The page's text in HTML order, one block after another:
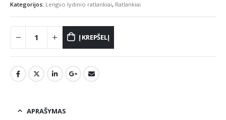
Kategorijos: Lengvo lydinio ratlankiai, Ratlankiai
Į KREPŠELĮ
APRAŠYMAS